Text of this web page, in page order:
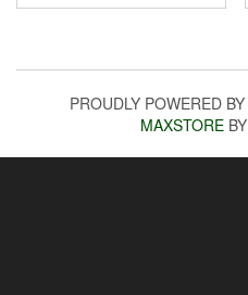
de
producto
PROUDLY POWERED BY
MAXSTORE